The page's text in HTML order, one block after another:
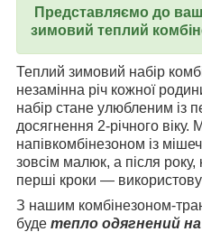
Представляємо до
зимовий теплий
Теплий зимовий набір
незамінна річ кожної
набір стане улюбленим із
досягнення 2-річного
напівкомбінезоном із
зовсім малюк, а після
перші кроки —
З нашим комбінезоном-
буде тепло одягнений на